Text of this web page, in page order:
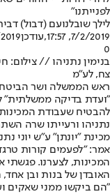
לפנייתנו"
לילך שובלנועם (דבול)
7/2/2019, 17:57
,עודכן08:42
0
בנימין נתניהו // צילום:
צח, לע"מ
ראש הממשלה ושר
"ועדת בדיקה ממשלתית"
להבטיח שעבודת
נתניהו ורעייתו שרה
מכינת "יונתן" ע"ש יוני
אמר: "לפעמים קורות
המכינות, לצערנו.
האובדן של בנות ובן
"הם ביקשו ממני שאקים